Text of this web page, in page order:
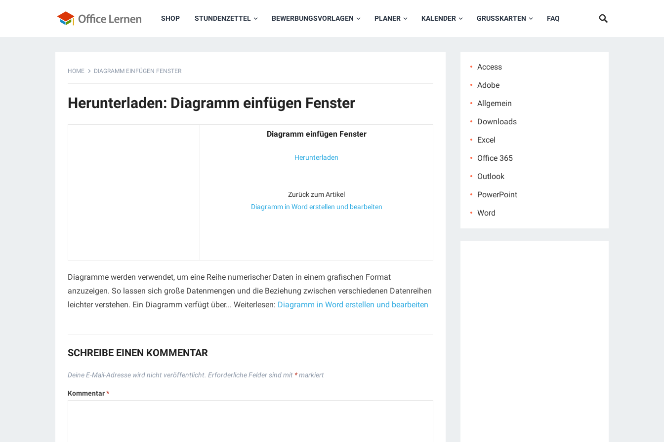
SHOP STUNDENZETTEL BEWERBUNGSVORLAGEN PLANER KALENDER GRUSSKARTEN FAQ
HOME DIAGRAMM EINFÜGEN FENSTER
Herunterladen: Diagramm einfügen Fenster
Diagramm einfügen Fenster
Herunterladen
Zurück zum Artikel
Diagramm in Word erstellen und bearbeiten
Diagramme werden verwendet, um eine Reihe numerischer Daten in einem grafischen Format
anzuzeigen. So lassen sich große Datenmengen und die Beziehung zwischen verschiedenen Datenreihen
leichter verstehen. Ein Diagramm verfügt über... Weiterlesen: Diagramm in Word erstellen und bearbeiten
SCHREIBE EINEN KOMMENTAR
Deine E-Mail-Adresse wird nicht veröffentlicht. Erforderliche Felder sind mit *markiert
Kommentar*
Access
Adobe
Allgemein
Downloads
Excel
Office 365
Outlook
PowerPoint
Word